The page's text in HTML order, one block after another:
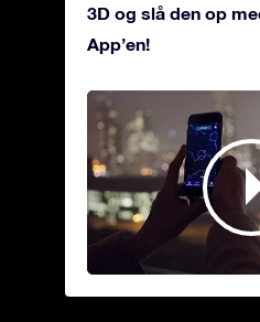
3D og slå den op
App’en!